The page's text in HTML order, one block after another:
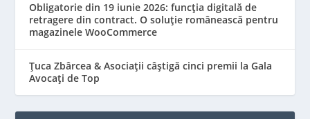
Obligatorie din 19 iunie 2026: funcția digitală de
retragere din contract. O soluție românească pentru
magazinele WooCommerce
Țuca Zbârcea & Asociații câștigă cinci premii la Gala
Avocați de Top